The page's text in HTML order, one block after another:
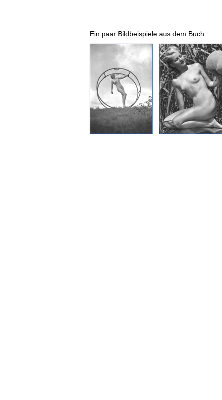
Ein paar Bildbeispiele aus dem Buch: